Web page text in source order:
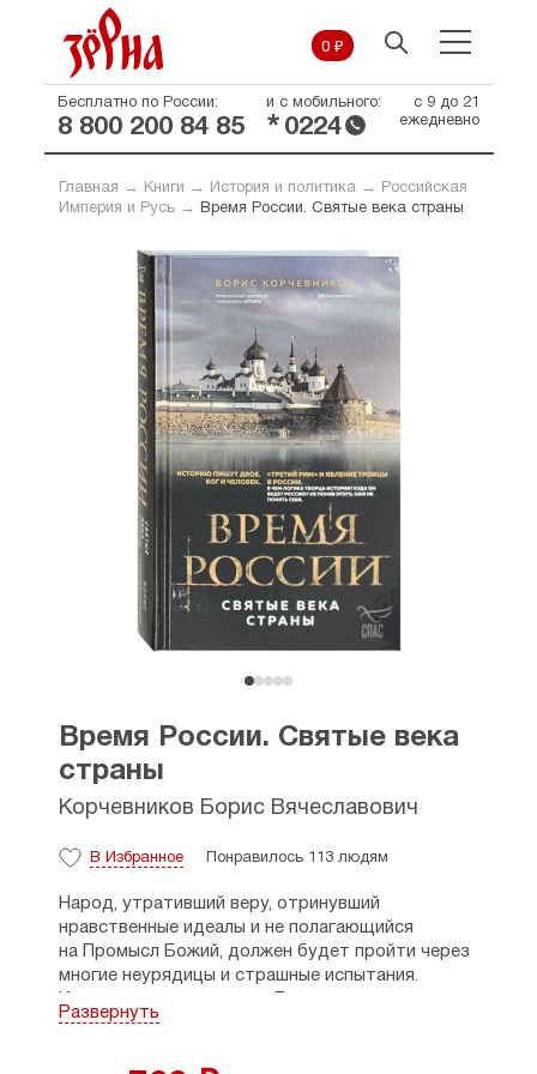
0 ₽
Бесплатно по России:
8 800 200 84 85
и с мобильного:
* 0224
с 9 до 21
ежедневно
Главная → Книги → История и политика→
Российская
Империя и Русь→ Время России. Святые века страны
Время России. Святые века
страны
Корчевников Борис Вячеславович
В Избранное Понравилось 113 людям
Народ, утративший веру, отринувший
нравственные идеалы и не полагающийся
на Промысл Божий, должен будет пройти через
многие неурядицы и страшные испытания.
возродиться и восстановить страну в ее былом
Развернуть